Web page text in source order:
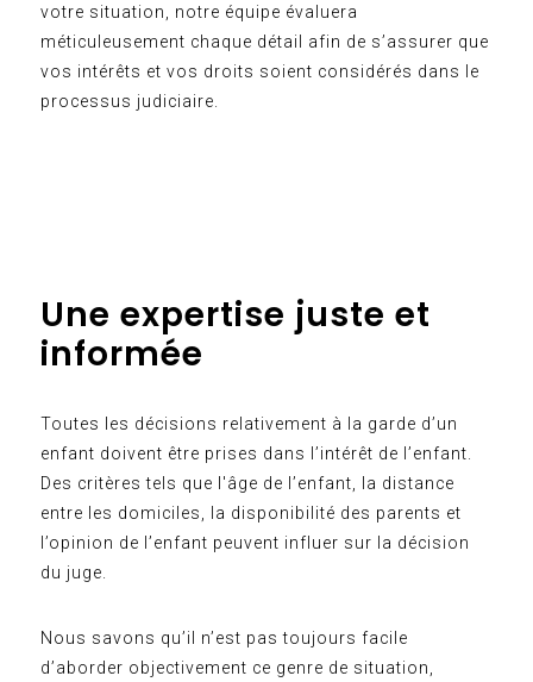
votre situation, notre équipe évaluera
méticuleusement chaque détail afin de s’assurer que
vos intérêts et vos droits soient considérés dans le
processus judiciaire.
Une expertise juste et
informée
Toutes les décisions relativement à la garde d’un
enfant doivent être prises dans l’intérêt de l’enfant.
Des critères tels que l'âge de l’enfant, la distance
entre les domiciles, la disponibilité des parents et
l’opinion de l’enfant peuvent influer sur la décision
du juge.
Nous savons qu’il n’est pas toujours facile
d’aborder objectivement ce genre de situation,